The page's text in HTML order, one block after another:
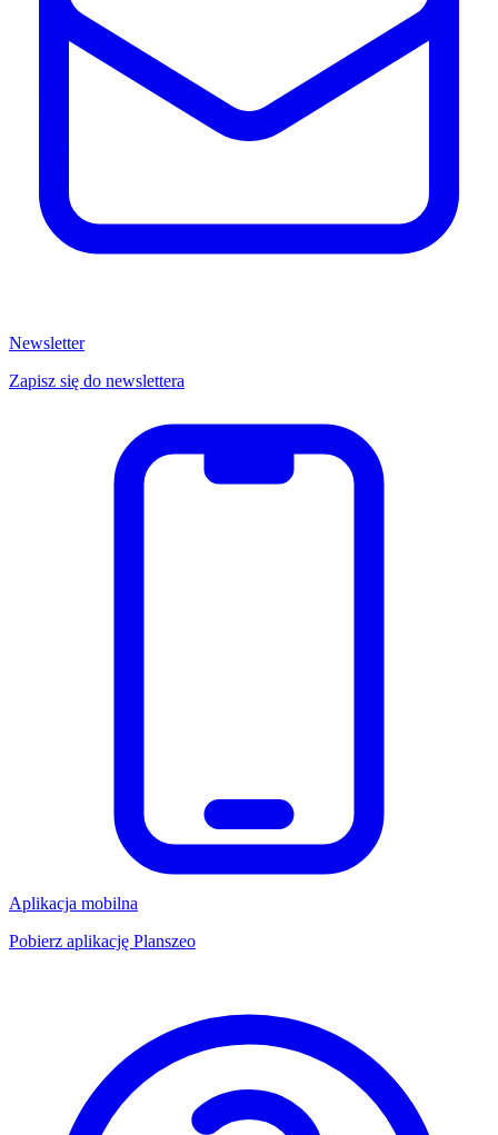
Newsletter
Zapisz się do newslettera
Aplikacja mobilna
Pobierz aplikację Planszeo